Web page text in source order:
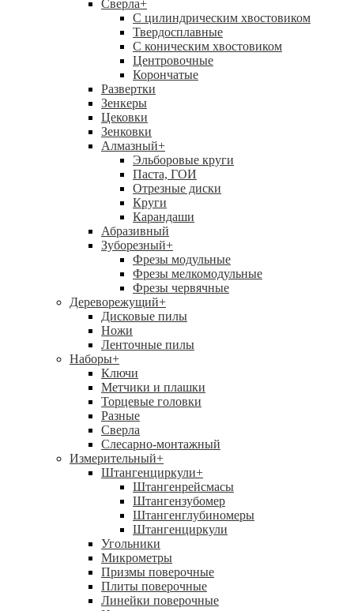
Сверла+
С цилиндрическим хвостовиком
Твердосплавные
С коническим хвостовиком
Центровочные
Корончатые
Развертки
Зенкеры
Цековки
Зенковки
Алмазный+
Эльборовые круги
Паста, ГОИ
Отрезные диски
Круги
Карандаши
Абразивный
Зуборезный+
Фрезы модульные
Фрезы мелкомодульные
Фрезы червячные
Дереворежущий+
Дисковые пилы
Ножи
Ленточные пилы
Наборы+
Ключи
Метчики и плашки
Торцевые головки
Разные
Сверла
Слесарно-монтажный
Измерительный+
Штангенциркули+
Штангенрейсмасы
Штангензубомер
Штангенглубиномеры
Штангенциркули
Угольники
Микрометры
Призмы поверочные
Плиты поверочные
Линейки поверочные